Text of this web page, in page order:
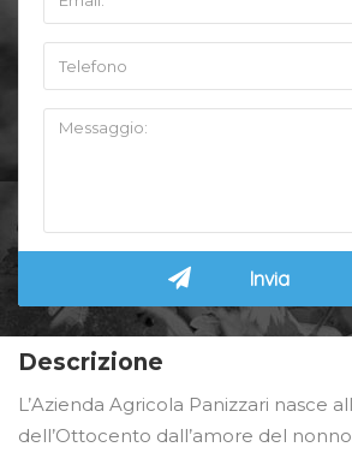
Descrizione
L’Azienda Agricola Panizzari nasce
dell’Ottocento dall’amore del